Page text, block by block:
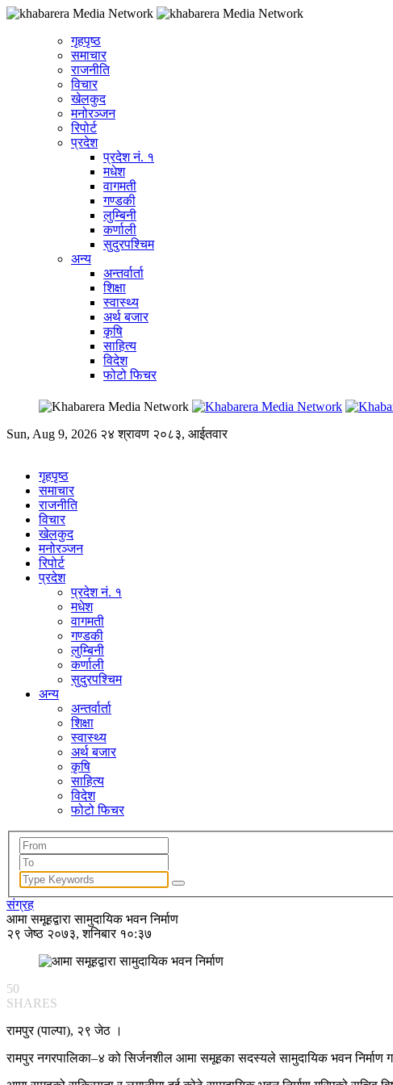
गृहपृष्ठ
समाचार
राजनीति
विचार
खेलकुद
मनोरञ्जन
रिपोर्ट
प्रदेश
प्रदेश नं. १
मधेश
वागमती
गण्डकी
लुम्बिनी
कर्णाली
सुदुरपश्चिम
अन्य
अन्तर्वार्ता
शिक्षा
स्वास्थ्य
अर्थ बजार
कृषि
साहित्य
विदेश
फोटो फिचर
Sun, Aug 9, 2026 २४ श्रावण २०८३, आईतवार
गृहपृष्ठ
समाचार
राजनीति
विचार
खेलकुद
मनोरञ्जन
रिपोर्ट
प्रदेश
प्रदेश नं. १
मधेश
वागमती
गण्डकी
लुम्बिनी
कर्णाली
सुदुरपश्चिम
अन्य
अन्तर्वार्ता
शिक्षा
स्वास्थ्य
अर्थ बजार
कृषि
साहित्य
विदेश
फोटो फिचर
संग्रह
आमा समूहद्वारा सामुदायिक भवन निर्माण
२९ जेष्ठ २०७३, शनिबार १०:३७
50
SHARES
रामपुर (पाल्पा), २९ जेठ ।
रामपुर नगरपालिका–४ को सिर्जनशील आमा समूहका सदस्यले सामुदायिक भवन